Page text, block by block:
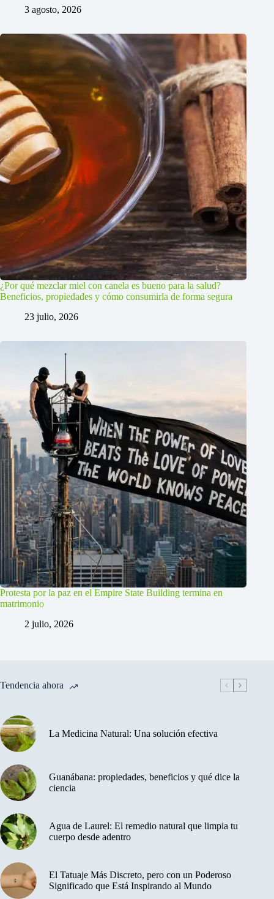
3 agosto, 2026
¿Por qué mezclar miel con canela es bueno para la salud?
Beneficios, propiedades y cómo consumirla de forma segura
23 julio, 2026
Protesta por la paz en el Empire State Building termina en
matrimonio
2 julio, 2026
Tendencia ahora
La Medicina Natural: Una solución efectiva
Guanábana: propiedades, beneficios y qué dice la
ciencia
Agua de Laurel: El remedio natural que limpia tu
cuerpo desde adentro
El Tatuaje Más Discreto, pero con un Poderoso
Significado que Está Inspirando al Mundo